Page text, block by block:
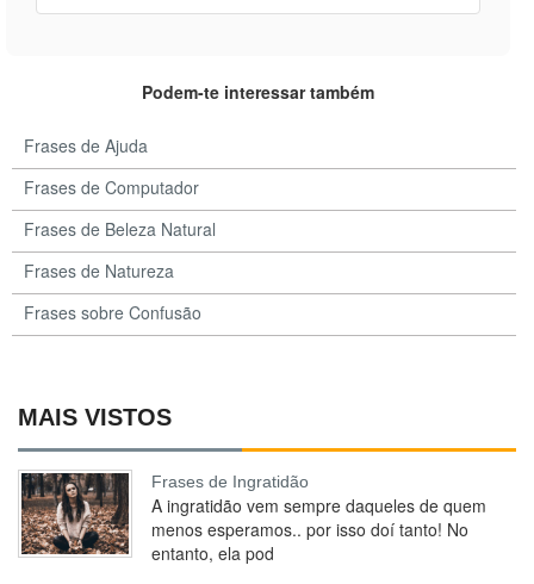
Podem-te interessar também
Frases de Ajuda
Frases de Computador
Frases de Beleza Natural
Frases de Natureza
Frases sobre Confusão
MAIS VISTOS
Frases de Ingratidão
A ingratidão vem sempre daqueles de quem
menos esperamos.. por isso doí tanto! No
entanto, ela pod